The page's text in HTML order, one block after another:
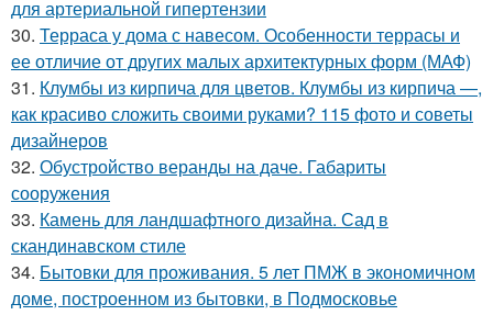
для артериальной гипертензии
30. Терраса у дома с навесом. Особенности террасы и
ее отличие от других малых архитектурных форм (МАФ)
31. Клумбы из кирпича для цветов. Клумбы из кирпича —,
как красиво сложить своими руками? 115 фото и советы
дизайнеров
32. Обустройство веранды на даче. Габариты
сооружения
33. Камень для ландшафтного дизайна. Сад в
скандинавском стиле
34. Бытовки для проживания. 5 лет ПМЖ в экономичном
доме, построенном из бытовки, в Подмосковье